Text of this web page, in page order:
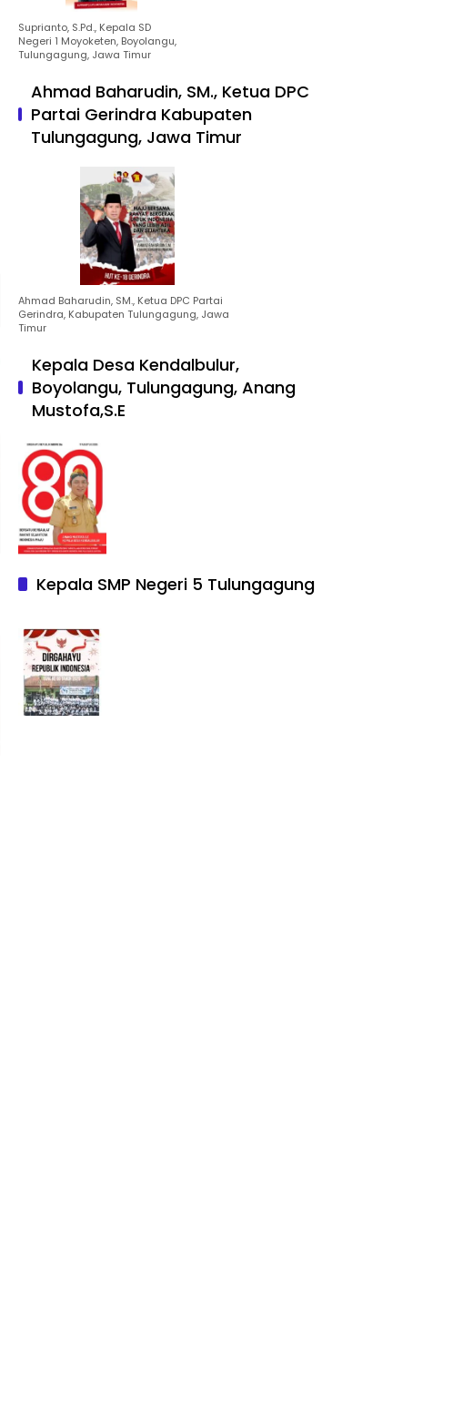
Suprianto, S.Pd., Kepala SD
Negeri 1 Moyoketen, Boyolangu,
Tulungagung, Jawa Timur
Ahmad Baharudin, SM., Ketua DPC
Partai Gerindra Kabupaten
Tulungagung, Jawa Timur
Ahmad Baharudin, SM., Ketua DPC Partai
Gerindra, Kabupaten Tulungagung, Jawa
Timur
Kepala Desa Kendalbulur,
Boyolangu, Tulungagung, Anang
Mustofa,S.E
Kepala SMP Negeri 5 Tulungagung